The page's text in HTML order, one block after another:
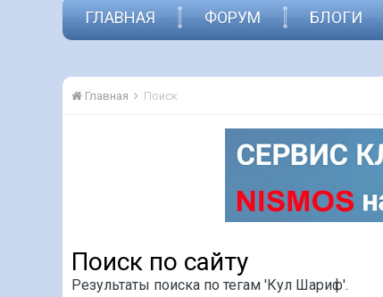
ГЛАВНАЯ ФОРУМ БЛОГИ
Главная Поиск
Поиск по сайту
Результаты поиска по тегам 'Кул Шариф'.